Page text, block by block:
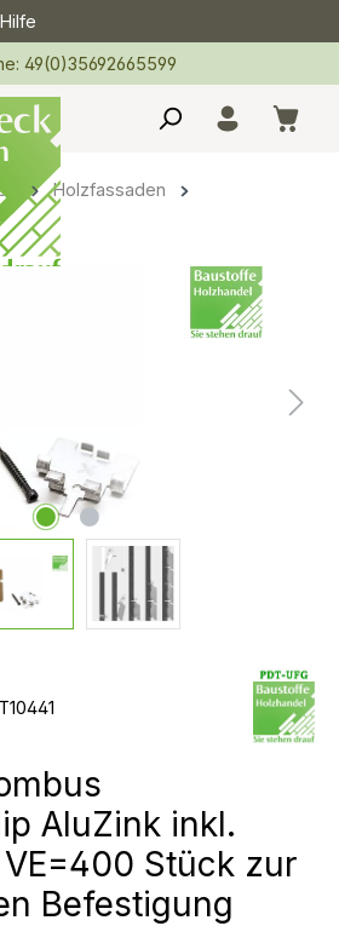
49(0)35692665599
Holzfassaden
AluZink inkl.
Stück zur
Befestigung